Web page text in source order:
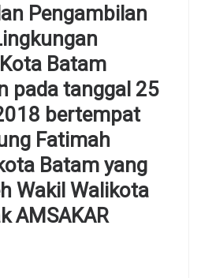
Pengambilan
Batam
pada tanggal 25
bertempat
Fatimah
Batam yang
Wakil Walikota
AMSAKAR